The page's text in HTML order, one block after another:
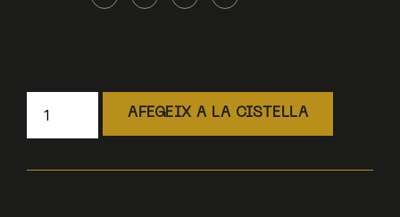
AFEGEIX A LA CISTELLA